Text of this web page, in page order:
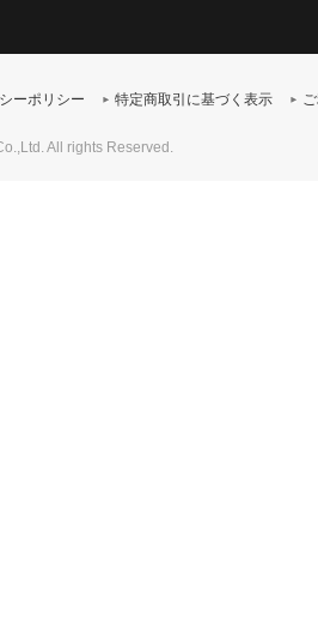
ーポリシー 特定商取引に基づく表示
All rights Reserved.